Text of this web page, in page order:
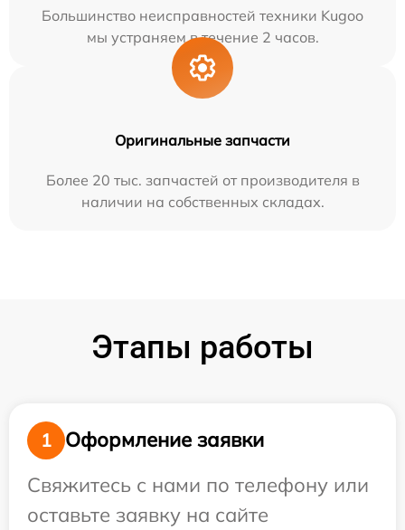
Большинство неисправностей техники Kugoo
мы устраняем в течение 2 часов.
Оригинальные запчасти
Более 20 тыс. запчастей от производителя в
наличии на собственных складах.
Этапы работы
1
Оформление заявки
Свяжитесь с нами по телефону или
оставьте заявку на сайте